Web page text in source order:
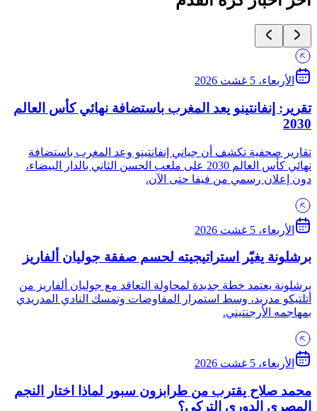
الأربعاء، 5 غشت 2026
تقرير: إنفانتينو يعد المغرب باستضافة نهائي كأس العالم
2030
تقارير صحفية تكشف أن جياني إنفانتينو وعد المغرب باستضافة
نهائي كأس العالم 2030 على ملعب الحسن الثاني بالدار البيضاء،
دون إعلان رسمي من فيفا حتى الآن.
الأربعاء، 5 غشت 2026
برشلونة يغيّر استراتيجيته لحسم صفقة جوليان ألفاريز
برشلونة يعتمد خطة جديدة لمحاولة التعاقد مع جوليان ألفاريز من
أتلتيكو مدريد، وسط استمرار المفاوضات وتمسك النادي المدريدي
بمهاجمه الأرجنتيني.
الأربعاء، 5 غشت 2026
محمد صلاح يقترب من طرابزون سبور لماذا اختار النجم
المصري الدوري التركي؟